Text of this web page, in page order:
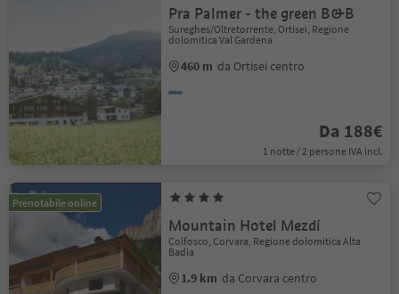
Pra Palmer - the green B&B
Sureghes/Oltretorrente, Ortisei, Regione
dolomitica Val Gardena
460 m da Ortisei centro
Da 188€
1 notte / 2 persone IVA incl.
Prenotabile online
Mountain Hotel Mezdí
Colfosco, Corvara, Regione dolomitica Alta
Badia
1.9 km da Corvara centro